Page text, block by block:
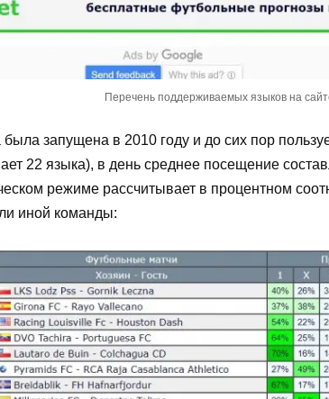
Перечень поддерживаемых языков на
запущена в 2010 году и до сих пор
22 языка), в день среднее посещение
режиме рассчитывает в процентном
иной команды: